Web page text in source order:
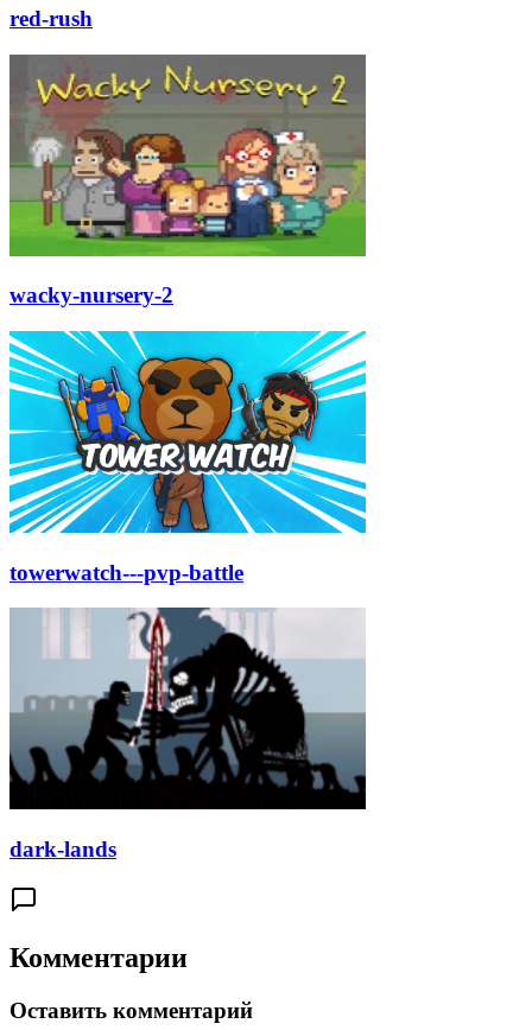
red-rush
wacky-nursery-2
towerwatch---pvp-battle
dark-lands
Комментарии
Оставить комментарий